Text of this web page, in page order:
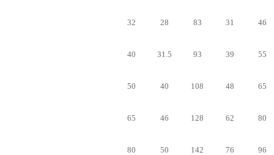
32 28 83 31 46
40 31.5 93 39 55
50 40 108 48 65
65 46 128 62 80
80 50 142 76 96